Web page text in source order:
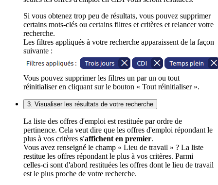
Si vous obtenez trop peu de résultats, vous pouvez supprimer
certains mots-clés ou certains filtres et critères et relancer votre
recherche.
Les filtres appliqués à votre recherche apparaissent de la façon
suivante :
Vous pouvez supprimer les filtres un par un ou tout
réinitialiser en cliquant sur le bouton « Tout réinitialiser ».
3. Visualiser les résultats de votre recherche
La liste des offres d'emploi est restituée par ordre de
pertinence. Cela veut dire que les offres d'emploi répondant le
plus à vos critères s'affichent en premier.
Vous avez renseigné le champ « Lieu de travail » ? La liste
restitue les offres répondant le plus à vos critères. Parmi
celles-ci sont d'abord restituées les offres dont le lieu de travail
est le plus proche de votre recherche.